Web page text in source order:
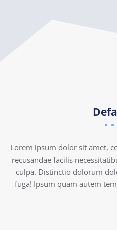
Lorem ipsum dolor sit amet,
recusandae facilis
culpa. Distinctio dolorum
fuga! Ipsum quam autem